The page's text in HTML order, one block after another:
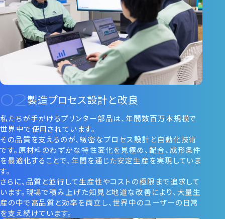
製造プロセス設計と改良
私たちが手がけるプリンター部品は、年間数百万本規模で
世界中で使用されています。
その品質を支えるのが、緻密なプロセス設計と自動化技術
です。原材料のわずかな特性変化を見極め、配合、成形条件
を最適化することで、年間を通じた安定生産を実現していま
す。
さらに、品質と並行して生産性やコストの極限まで追求して
います。現場で積み上げた知見と地道な改善により、大量生
産の中で高品質と効率を両立し、世界中のユーザーの日常
を支え続けています。